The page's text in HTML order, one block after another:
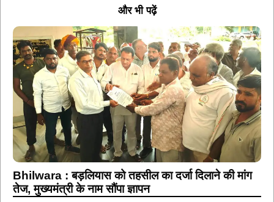
और भी पढ़ें
Bhilwara : बड़लियास को तहसील का दर्जा दिलाने की मांग
तेज, मुख्यमंत्री के नाम सौंपा ज्ञापन